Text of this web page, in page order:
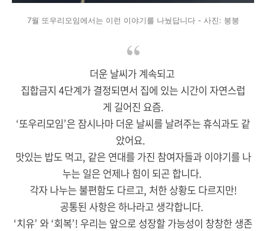
7월 또우리모임에서는 이런 이야기를 나눴답니다 - 사진: 붕붕
더운 날씨가 계속되고
집합금지 4단계가 결정되면서 집에 있는 시간이 자연스럽
게 길어진 요즘.
‘또우리모임’은 잠시나마 더운 날씨를 날려주는 휴식과도 같
았어요.
맛있는 밥도 먹고, 같은 연대를 가진 참여자들과 이야기를 나
누는 일은 언제나 힘이 되곤 합니다.
각자 나누는 불편함도 다르고, 처한 상황도 다르지만!
공통된 사항은 하나라고 생각합니다.
‘치유’ 와 ‘회복’! 우리는 앞으로 성장할 가능성이 창창한 생존